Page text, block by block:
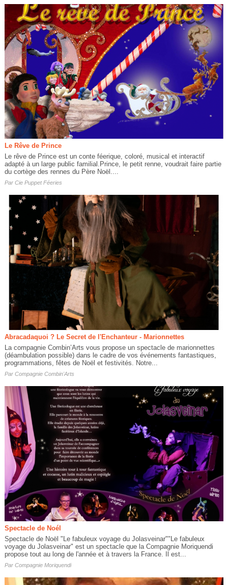
Le Rêve de Prince
Le rêve de Prince est un conte féerique, coloré, musical et interactif
adapté à un large public familial.Prince, le petit renne, voudrait faire partie
du cortège des rennes du Père Noël....
Par Cie Puppet Féeries
Abracadaquoi ? Le Secret de l'Enchanteur - Marionnettes
La compagnie Combin’Arts vous propose un spectacle de marionnettes
(déambulation possible) dans le cadre de vos événements fantastiques,
programmations, fêtes de Noël et festivités. Notre...
Par Compagnie Combin'Arts
Spectacle de Noél
Spectacle de Noël "Le fabuleux voyage du Jolasveinar""Le fabuleux
voyage du Jolasveinar" est un spectacle que la Compagnie Moriquendi
propose tout au long de l'année et à travers la France. Il est...
Par Compagnie Moriquendi